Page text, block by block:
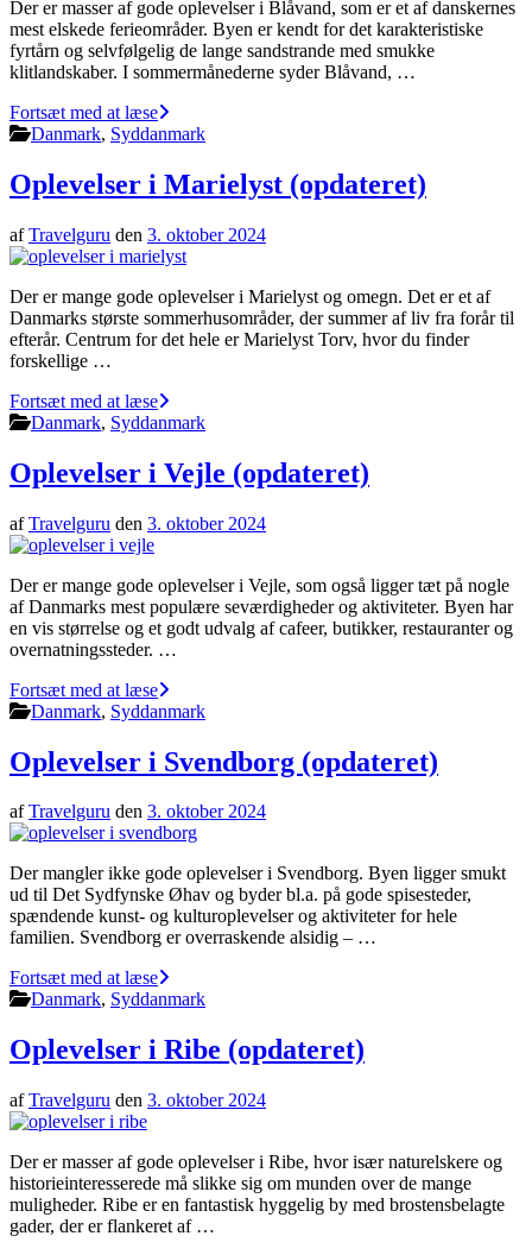
Der er masser af gode oplevelser i Blåvand, som er et af danskernes
mest elskede ferieområder. Byen er kendt for det karakteristiske
fyrtårn og selvfølgelig de lange sandstrande med smukke
klitlandskaber. I sommermånederne syder Blåvand, …
Fortsæt med at læse
Danmark, Syddanmark
Oplevelser i Marielyst (opdateret)
afTravelguru den 3. oktober 2024
Der er mange gode oplevelser i Marielyst og omegn. Det er et af
Danmarks største sommerhusområder, der summer af liv fra forår til
efterår. Centrum for det hele er Marielyst Torv, hvor du finder
forskellige …
Fortsæt med at læse
Danmark, Syddanmark
Oplevelser i Vejle (opdateret)
afTravelguru den 3. oktober 2024
Der er mange gode oplevelser i Vejle, som også ligger tæt på nogle
af Danmarks mest populære seværdigheder og aktiviteter. Byen har
en vis størrelse og et godt udvalg af cafeer, butikker, restauranter og
overnatningssteder. …
Fortsæt med at læse
Danmark, Syddanmark
Oplevelser i Svendborg (opdateret)
afTravelguru den 3. oktober 2024
Der mangler ikke gode oplevelser i Svendborg. Byen ligger smukt
ud til Det Sydfynske Øhav og byder bl.a. på gode spisesteder,
spændende kunst- og kulturoplevelser og aktiviteter for hele
familien. Svendborg er overraskende alsidig – …
Fortsæt med at læse
Danmark, Syddanmark
Oplevelser i Ribe (opdateret)
afTravelguru den 3. oktober 2024
Der er masser af gode oplevelser i Ribe, hvor især naturelskere og
historieinteresserede må slikke sig om munden over de mange
muligheder. Ribe er en fantastisk hyggelig by med brostensbelagte
gader, der er flankeret af …